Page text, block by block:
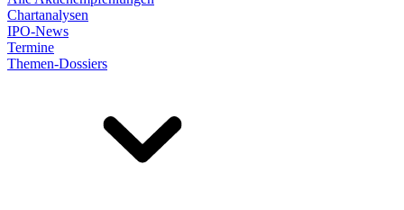
Chartanalysen
IPO-News
Termine
Themen-Dossiers